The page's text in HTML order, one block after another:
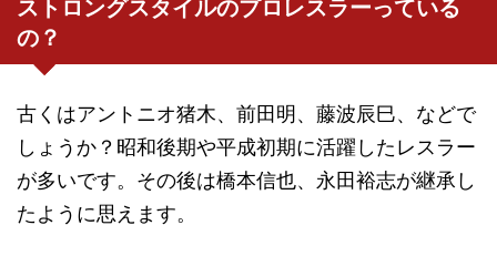
ストロングスタイルのプロレスラーっている
の？
古くはアントニオ猪木、前田明、藤波辰巳、などで
しょうか？昭和後期や平成初期に活躍したレスラー
が多いです。その後は橋本信也、永田裕志が継承し
たように思えます。